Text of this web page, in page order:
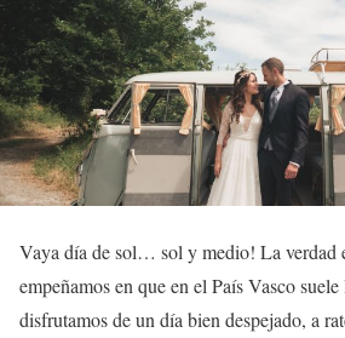
Vaya día de sol… sol y medio! La verdad
empeñamos en que en el País Vasco
disfrutamos de un día bien despejado, a